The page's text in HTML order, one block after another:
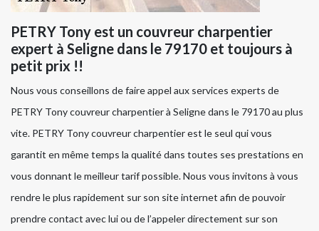
PETRY Tony est un couvreur charpentier
expert à Seligne dans le 79170 et toujours à
petit prix !!
Nous vous conseillons de faire appel aux services experts de
PETRY Tony couvreur charpentier à Seligne dans le 79170 au plus
vite. PETRY Tony couvreur charpentier est le seul qui vous
garantit en même temps la qualité dans toutes ses prestations en
vous donnant le meilleur tarif possible. Nous vous invitons à vous
rendre le plus rapidement sur son site internet afin de pouvoir
prendre contact avec lui ou de l’appeler directement sur son